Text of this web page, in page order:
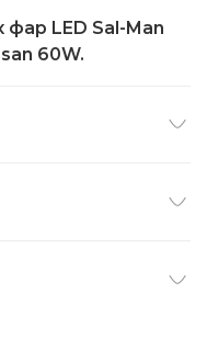
LED Sal-Man
60W.